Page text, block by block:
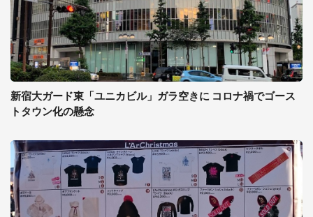
新宿大ガード東「ユニカビル」ガラ空きに コロナ禍でゴース
トタウン化の懸念